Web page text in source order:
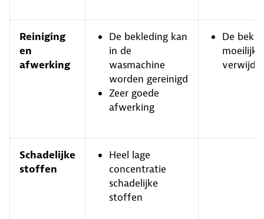
Reiniging
en
afwerking
De bekleding kan
in de
wasmachine
worden gereinigd
Zeer goede
afwerking
De
moeilijk
Schadelijke
stoffen
Heel lage
concentratie
schadelijke
stoffen